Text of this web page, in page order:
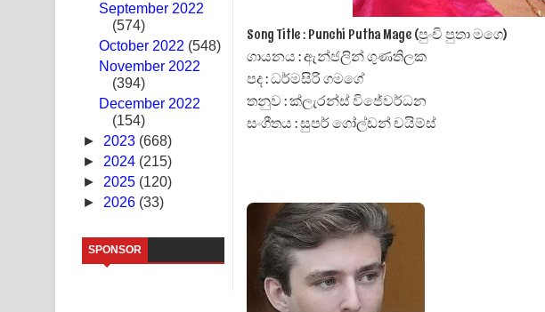
Saddeta Denna Song Lyrics - සද්දෙට දෙන්න ගීතයේ පද පෙළ
Kaalaya Song Lyrics - කාලය ගීතයේ පද පෙළ
Aramuna Song Lyrics - අරමුණ ගීතයේ පද පෙළ
Sandata Duka Hithila Song Lyrics - සඳට දුක හිතිලා ගීතයේ පද පෙළ
Sihina Song Lyrics - සිහින ගීතයේ පද පෙළ
Father Song Lyrics - ෆාදර් ගීතයේ පද පෙළ
Dannawada Mawa Song Lyrics - දන්නවාද මාව ගීතයේ පද පෙළ
NEENA Song Lyrics - නීනා ගීතයේ පද පෙළ
September 2022
(574)
October 2022 (548)
November 2022
(394)
December 2022
(154)
► 2023 (668)
► 2024 (215)
► 2025 (120)
► 2026 (33)
SPONSOR
Song Title : Punchi Putha Mage (පුංචි පුතා මගෙ)
ගායනය : ඇන්ජලින් ගුණතිලක
පද : ධර්මසිරි ගමගේ
තනුව : ක්ලැරන්ස් විජේවර්ධන
සංගීතය : සුපර් ගෝල්ඩන් චයිම්ස්